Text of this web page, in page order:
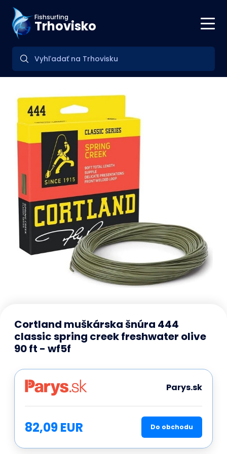
Fishsurfing
Trhovisko
Cortland muškárska šnúra 444
classic spring creek freshwater olive
90 ft - wf5f
Parys.sk
82,09 EUR Do obchodu